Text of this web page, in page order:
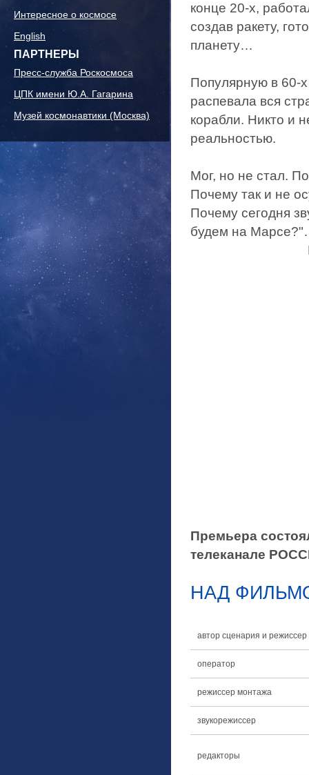
Интересное о космосе
English
ПАРТНЕРЫ
Пресс-служба Роскосмоса
ЦПК имени Ю.А. Гагарина
Музей космонавтики (Москва)
конце 20-х,
создав ракету,
планету…
Популярную в 60-
распевала вся
корабли. Никто и
реальностью.
Мог, но не стал.
Почему так и не
Почему сегодня
будем на
Премьера
телеканале
НАД
автор сценария и режиссер
оператор
режиссер монтажа
звукорежиссер
редакторы